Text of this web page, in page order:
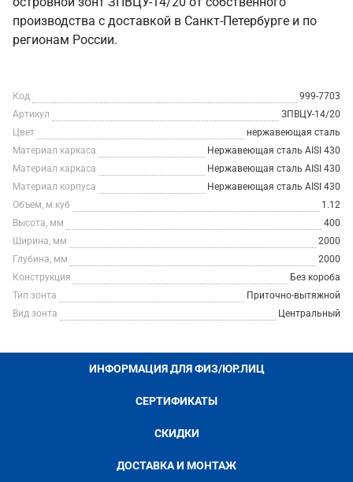
производства с доставкой в Санкт‑Петербурге и по
регионам России.
Код
999-7703
Артикул
ЗПВЦУ-14/20
Цвет
нержавеющая сталь
Материал каркаса
Нержавеющая сталь AISI 430
Материал каркаса
Нержавеющая сталь AISI 430
Материал корпуса
Нержавеющая сталь AISI 430
Объем, м.куб
1.12
Высота, мм
400
Ширина, мм
2000
Глубина, мм
2000
Конструкция
Без короба
Тип зонта
Приточно-вытяжной
Вид зонта
Центральный
ИНФОРМАЦИЯ ДЛЯ ФИЗ/ЮР.ЛИЦ
СЕРТИФИКАТЫ
СКИДКИ
ДОСТАВКА И МОНТАЖ